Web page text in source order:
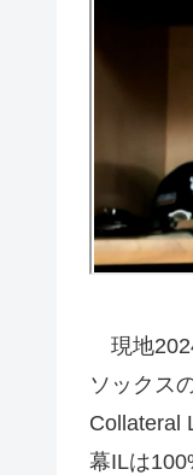
現地
ソックス
Collateral
幕ILは